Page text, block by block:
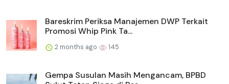
Bareskrim Periksa Manajemen DWP Terkait
Promosi Whip Pink Ta...
2 months ago 145
Gempa Susulan Masih Mengancam, BPBD